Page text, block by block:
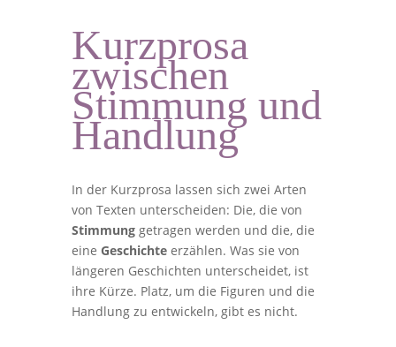
Kurzprosa
zwischen
Stimmung und
Handlung
In der Kurzprosa lassen sich zwei Arten
von Texten unterscheiden: Die, die von
Stimmunggetragen werden und die, die
eine Geschichteerzählen. Was sie von
längeren Geschichten unterscheidet, ist
ihre Kürze. Platz, um die Figuren und die
Handlung zu entwickeln, gibt es nicht.